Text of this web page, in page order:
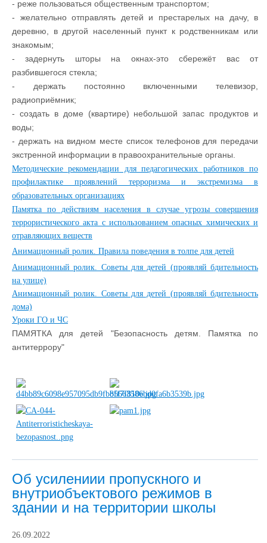
- реже пользоваться общественным транспортом;
- желательно отправлять детей и престарелых на дачу, в
деревню, в другой населенный пункт к родственникам или
знакомым;
- задернуть шторы на окнах-это сбережёт вас от
разбившегося стекла;
- держать постоянно включенными телевизор,
радиоприёмник;
- создать в доме (квартире) небольшой запас продуктов и
воды;
- держать на видном месте список телефонов для передачи
экстренной информации в правоохранительные органы.
Методические рекомендации для педагогических работников по
профилактике проявлений терроризма и экстремизма в
образовательных организациях
Памятка по действиям населения в случае угрозы совершения
террористического акта с использованием опасных химических и
отравляющих веществ
Анимационный ролик. Правила поведения в толпе для детей
Анимационный ролик. Советы для детей (проявляй бдительность
на улице)
Анимационный ролик. Советы для детей (проявляй бдительность
дома)
Уроки ГО и ЧС
ПАМЯТКА для детей "Безопасность детям. Памятка по
антитеррору"
Об усилениии пропускного и
внутриобъектового режимов в
здании и на территории школы
26.09.2022